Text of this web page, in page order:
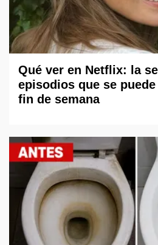
Qué ver en Netflix: la
episodios que se
fin de semana